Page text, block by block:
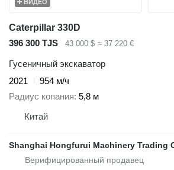
ВИДЕО
Caterpillar 330D
396 300 TJS
43 000 $ ≈ 37 220 €
Гусеничный экскаватор
2021
954 м/ч
Радиус копания 5,8 м
Китай
Shanghai Hongfurui Machinery Trading